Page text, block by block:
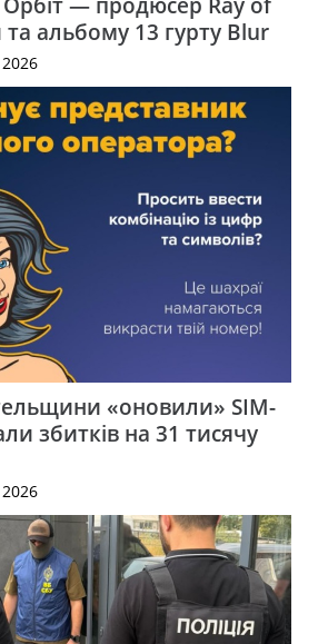
альбому 13 гурту Blur
«оновили» SIM-
збитків на 31 тисячу